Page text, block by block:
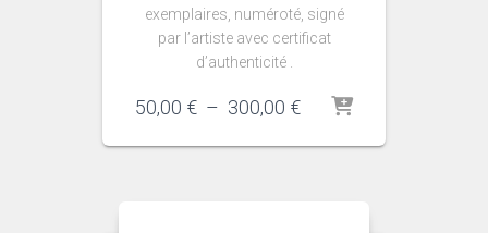
exemplaires, numéroté, signé
par l’artiste avec certificat
d’authenticité .
50,00 € – 300,00 €Plage
prix :